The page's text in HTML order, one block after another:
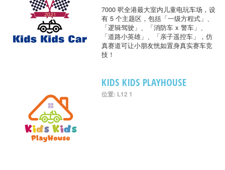
7000 呎全港最大室内儿童电玩车场，设
有 5 个主题区，包括「一级方程式」、
「逻辑驾驶」、「消防车 x 警车」、
「道路小英雄」、「亲子遥控车」，仿
真赛道可让小朋友恍如置身真实赛车竞
技！
KIDS KIDS PLAYHOUSE
位置: L12 1